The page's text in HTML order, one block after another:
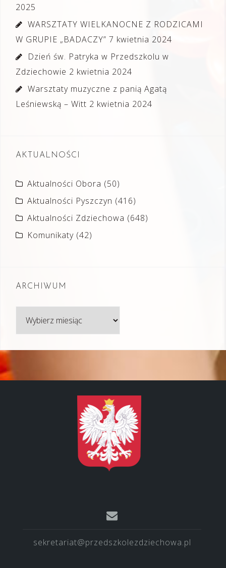
2025
WARSZTATY WIELKANOCNE Z RODZICAMI
W GRUPIE „BADACZY” 7 kwietnia 2024
Dzień św. Patryka w Przedszkolu w
Zdziechowie 2 kwietnia 2024
Warsztaty muzyczne z panią Agatą
Leśniewską – Witt 2 kwietnia 2024
AKTUALNOŚCI
Aktualności Obora (50)
Aktualności Pyszczyn (416)
Aktualności Zdziechowa (648)
Komunikaty (42)
ARCHIWUM
sekretariat@przedszkolezdziechowa.pl